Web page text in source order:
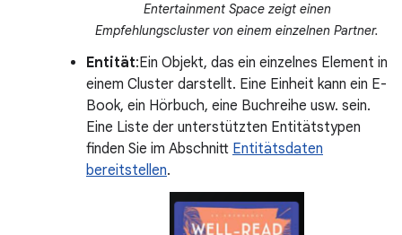
Entertainment Space zeigt einen
Empfehlungscluster von einem einzelnen Partner.
Entität:Ein Objekt, das ein einzelnes Element in
einem Cluster darstellt. Eine Einheit kann ein E-
Book, ein Hörbuch, eine Buchreihe usw. sein.
Eine Liste der unterstützten Entitätstypen
finden Sie im Abschnitt Entitätsdaten
bereitstellen.